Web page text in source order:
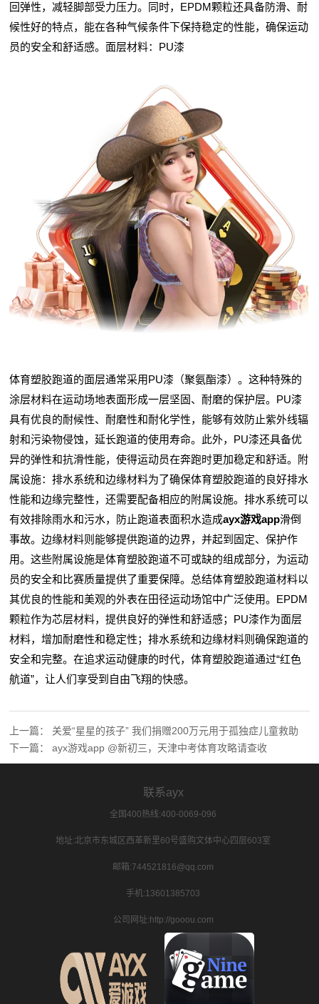
回弹性，减轻脚部受力压力。同时，EPDM颗粒还具备防滑、耐
候性好的特点，能在各种气候条件下保持稳定的性能，确保运动
员的安全和舒适感。面层材料：PU漆
体育塑胶跑道的面层通常采用PU漆（聚氨酯漆）。这种特殊的
涂层材料在运动场地表面形成一层坚固、耐磨的保护层。PU漆
具有优良的耐候性、耐磨性和耐化学性，能够有效防止紫外线辐
射和污染物侵蚀，延长跑道的使用寿命。此外，PU漆还具备优
异的弹性和抗滑性能，使得运动员在奔跑时更加稳定和舒适。附
属设施：排水系统和边缘材料为了确保体育塑胶跑道的良好排水
性能和边缘完整性，还需要配备相应的附属设施。排水系统可以
有效排除雨水和污水，防止跑道表面积水造成ayx游戏app滑倒
事故。边缘材料则能够提供跑道的边界，并起到固定、保护作
用。这些附属设施是体育塑胶跑道不可或缺的组成部分，为运动
员的安全和比赛质量提供了重要保障。总结体育塑胶跑道材料以
其优良的性能和美观的外表在田径运动场馆中广泛使用。EPDM
颗粒作为芯层材料，提供良好的弹性和舒适感；PU漆作为面层
材料，增加耐磨性和稳定性；排水系统和边缘材料则确保跑道的
安全和完整。在追求运动健康的时代，体育塑胶跑道通过“红色
航道”，让人们享受到自由飞翔的快感。
上一篇： 关爱“星星的孩子” 我们捐赠200万元用于孤独症儿童救助
下一篇：ayx游戏app @新初三，天津中考体育攻略请查收
联系ayx
全国400热线:400-0069-096
地址:北京市东城区西革新里60号盛购文体中心四层603室
邮箱:744521816@qq.com
手机:13601385703
公司网址:http://gooou.com